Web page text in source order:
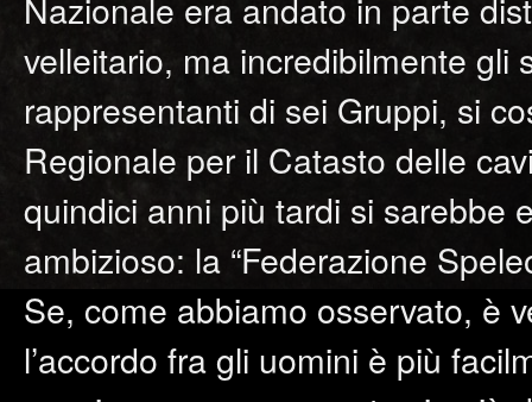
velleitario, ma incredibilmente gli
rappresentanti di sei Gruppi, si
Regionale per il Catasto delle
quindici anni più tardi si sarebbe
ambizioso: la “Federazione
Se, come abbiamo osservato, è
l’accordo fra gli uomini è più